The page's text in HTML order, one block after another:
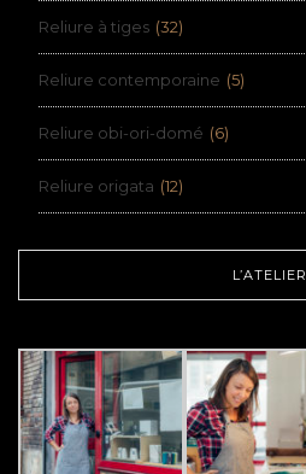
Reliure à tiges (32)
Reliure contemporaine (5)
Reliure obi-ori-domé (6)
Reliure origata (12)
L’ATELIER